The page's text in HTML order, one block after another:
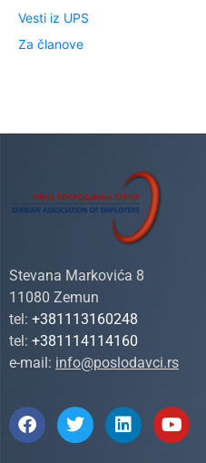
Vesti iz UPS
Za članove
Stevana Markovića 8
11080 Zemun
tel: +381113160248
tel: +381114114160
e-mail: info@poslodavci.rs